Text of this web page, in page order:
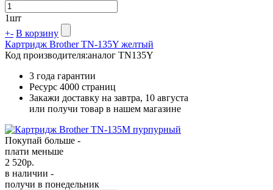
1шт
+- В корзину
Картридж Brother TN-135Y желтый
Код производителя:аналог TN135Y
3 года гарантии
Ресурс 4000 страниц
Закажи доставку на завтра, 10 августа
или получи товар в нашем магазине
Покупай больше -
плати меньше
2 520р.
в наличии -
получи в понедельник